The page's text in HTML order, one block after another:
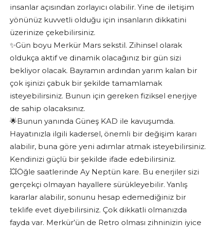
insanlar açısından zorlayıcı olabilir. Yine de iletişim
yönünüz kuvvetli olduğu için insanların dikkatini
üzerinize çekebilirsiniz.
✨Gün boyu Merkür Mars sekstil. Zihinsel olarak
oldukça aktif ve dinamik olacağınız bir gün sizi
bekliyor olacak. Bayramın ardından yarım kalan bir
çok işinizi çabuk bir şekilde tamamlamak
isteyebilirsiniz. Bunun için gereken fiziksel enerjiye
de sahip olacaksınız.
🌟Bunun yanında Güneş KAD ile kavuşumda.
Hayatınızla ilgili kadersel, önemli bir değişim kararı
alabilir, buna göre yeni adımlar atmak isteyebilirsiniz.
Kendinizi güçlü bir şekilde ifade edebilirsiniz.
💥Öğle saatlerinde Ay Neptün kare. Bu enerjiler sizi
gerçekçi olmayan hayallere sürükleyebilir. Yanlış
kararlar alabilir, sonunu hesap edemediğiniz bir
teklife evet diyebilirsiniz. Çok dikkatli olmanızda
fayda var. Merkür’ün de Retro olması zihninizin iyice